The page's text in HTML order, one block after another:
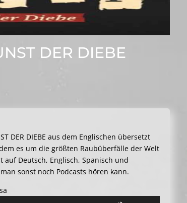
DER DIEBE
DER DIEBE aus dem Englischen übersetzt
es um die größten Raubüberfälle der Welt
auf Deutsch, Englisch, Spanisch und
sonst noch Podcasts hören kann.